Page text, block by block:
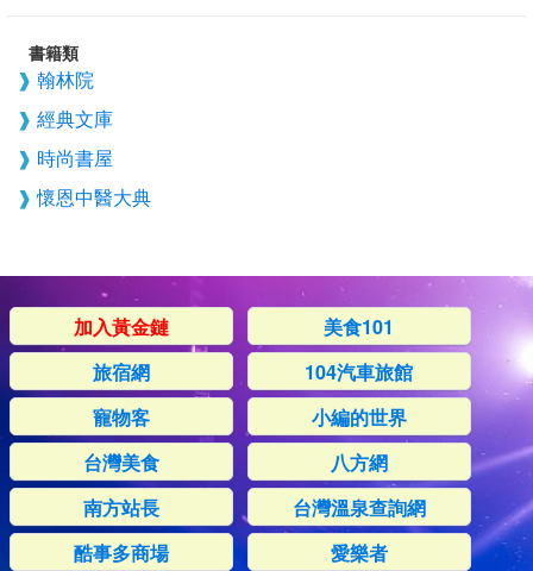
書籍類
翰林院
經典文庫
時尚書屋
懷恩中醫大典
加入黃金鏈
美食101
旅宿網
104汽車旅館
寵物客
小編的世界
台灣美食
八方網
南方站長
台灣溫泉查詢網
酷事多商場
愛樂者